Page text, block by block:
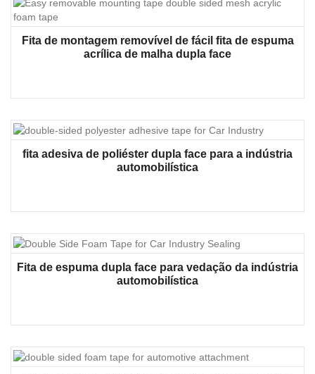
Fita de montagem removível de fácil fita de espuma
acrílica de malha dupla face
fita adesiva de poliéster dupla face para a indústria
automobilística
Fita de espuma dupla face para vedação da indústria
automobilística